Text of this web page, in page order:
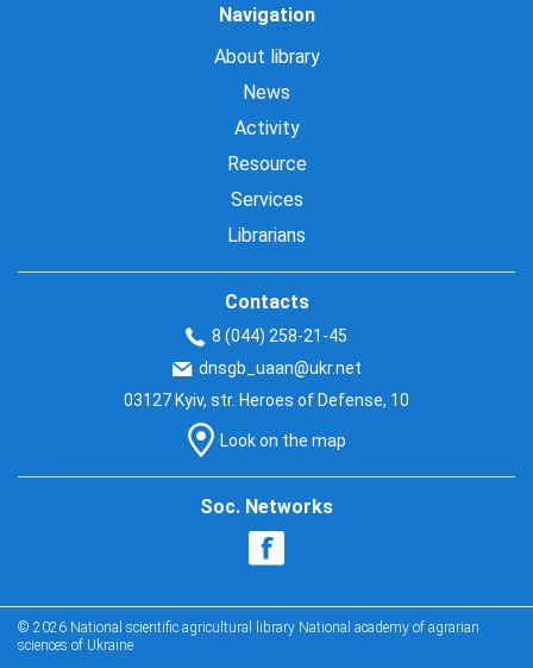
Navigation
About library
News
Activity
Resource
Services
Librarians
Contacts
8 (044) 258-21-45
dnsgb_uaan@ukr.net
03127 Kyiv, str. Heroes of Defense, 10
Look on the map
Soc. Networks
© 2026 National scientific agricultural library National academy of agrarian
sciences of Ukraine